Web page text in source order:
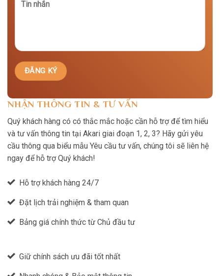
NHẬN THÔNG TIN & TƯ VẤN
Quý khách hàng có có thắc mắc hoặc cần hỗ trợ để tìm hiểu
và tư vấn thông tin tại Akari giai đoạn 1, 2, 3? Hãy gửi yêu
cầu thông qua biểu mẫu Yêu cầu tư vấn, chúng tôi sẽ liên hệ
ngay để hỗ trợ Quý khách!
Hỗ trợ khách hàng 24/7
Đặt lịch trải nghiệm & tham quan
Bảng giá chính thức từ Chủ đầu tư
Giữ chính sách ưu đãi tốt nhất